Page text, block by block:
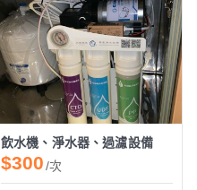
飲水機、淨水器、過濾設備
$300/次